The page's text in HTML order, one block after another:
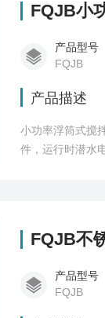
FQJB小
产品型号
FQJB
产品描述
小功率浮筒式搅
件，运行时潜水
FQJB不
产品型号
FQJB